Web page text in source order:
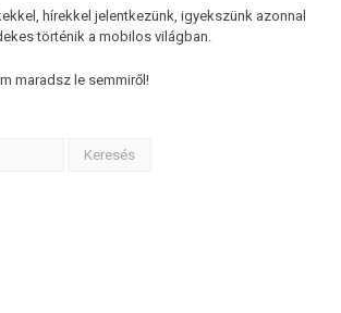
hírekkel jelentkezünk, igyekszünk azonnal
történik a mobilos világban.
maradsz le semmiről!